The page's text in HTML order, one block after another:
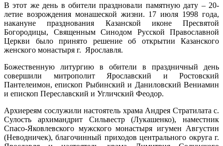
В этот же день в обители праздновали памятную дату – 20-
летие возрождения монашеской жизни. 17 июля 1998 года,
накануне празднования Казанской иконе Пресвятой
Богородицы, Священным Синодом Русской Православной
Церкви было принято решение об открытии Казанского
женского монастыря г. Ярославля.
Божественную литургию в обители в праздничный день
совершили митрополит Ярославский и Ростовский
Пантелеимон, епископ Рыбинский и Даниловский Вениамин
и епископ Переславский и Угличский Феодор.
Архиереям сослужили настоятель храма Андрея Стратилата с.
Сулость архимандрит Сильвестр (Лукашенко), наместник
Спасо-Яковлевского мужского монастыря игумен Августин
(Неводничек), благочинный приходов центрального округа г.